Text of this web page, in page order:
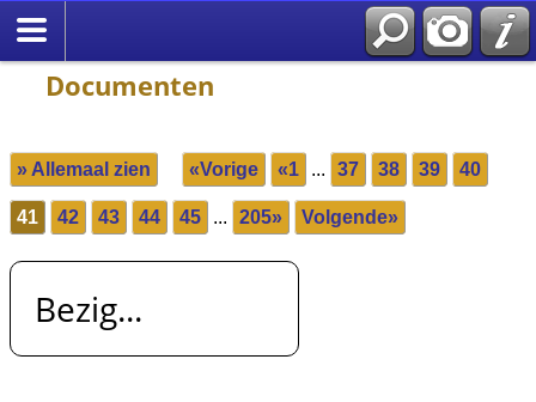
Documenten
» Allemaal zien «Vorige «1 ... 37 38 39 40
41 42 43 44 45 ... 205» Volgende»
Bezig...